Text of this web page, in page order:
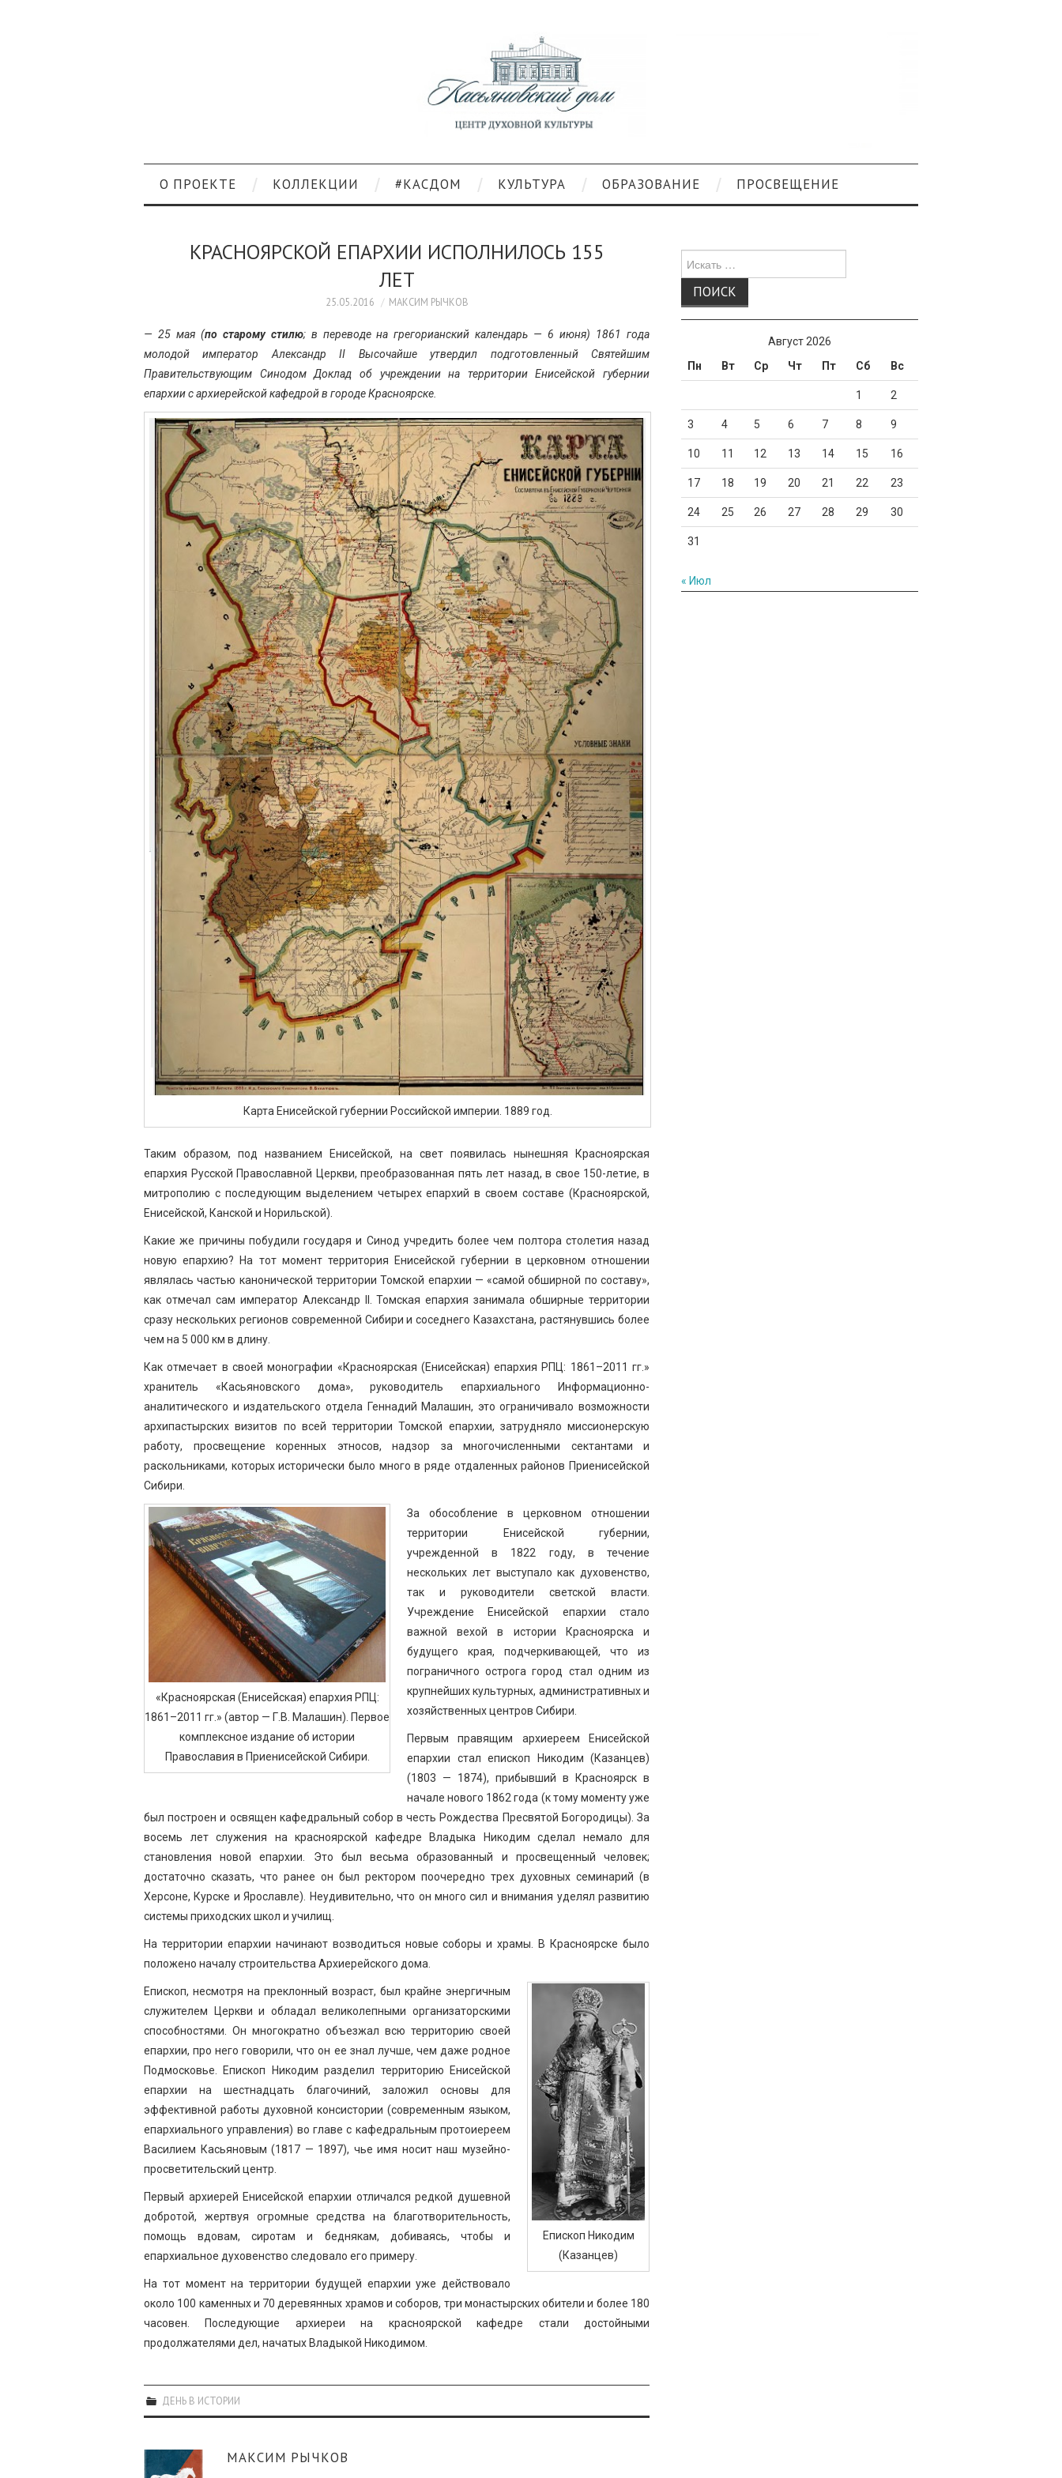
О ПРОЕКТЕ КОЛЛЕКЦИИ #КАСДОМ КУЛЬТУРА ОБРАЗОВАНИЕ ПРОСВЕЩЕНИЕ
КРАСНОЯРСКОЙ ЕПАРХИИ ИСПОЛНИЛОСЬ 155
ЛЕТ
25.05.2016 МАКСИМ РЫЧКОВ
— 25 мая (по старому стилю; в переводе на грегорианский календарь — 6 июня) 1861 года
молодой император Александр II Высочайше утвердил подготовленный Святейшим
Правительствующим Синодом Доклад об учреждении на территории Енисейской губернии
епархии с архиерейской кафедрой в городе Красноярске.
Карта Енисейской губернии Российской империи. 1889 год.
Таким образом, под названием Енисейской, на свет появилась нынешняя Красноярская
епархия Русской Православной Церкви, преобразованная пять лет назад, в свое 150-летие, в
митрополию с последующим выделением четырех епархий в своем составе (Красноярской,
Енисейской, Канской и Норильской).
Какие же причины побудили государя и Синод учредить более чем полтора столетия назад
новую епархию? На тот момент территория Енисейской губернии в церковном отношении
являлась частью канонической территории Томской епархии — «самой обширной по составу»,
как отмечал сам император Александр II. Томская епархия занимала обширные территории
сразу нескольких регионов современной Сибири и соседнего Казахстана, растянувшись более
чем на 5 000 км в длину.
Как отмечает в своей монографии «Красноярская (Енисейская) епархия РПЦ: 1861–2011 гг.»
хранитель «Касьяновского дома», руководитель епархиального Информационно-
аналитического и издательского отдела Геннадий Малашин, это ограничивало возможности
архипастырских визитов по всей территории Томской епархии, затрудняло миссионерскую
работу, просвещение коренных этносов, надзор за многочисленными сектантами и
раскольниками, которых исторически было много в ряде отдаленных районов Приенисейской
Сибири.
«Красноярская (Енисейская) епархия РПЦ:
1861–2011 гг.» (автор — Г.В. Малашин). Первое
комплексное издание об истории
Православия в Приенисейской Сибири.
За обособление в церковном отношении
территории Енисейской губернии,
учрежденной в 1822 году, в течение
нескольких лет выступало как духовенство,
так и руководители светской власти.
Учреждение Енисейской епархии стало
важной вехой в истории Красноярска и
будущего края, подчеркивающей, что из
пограничного острога город стал одним из
крупнейших культурных, административных и
хозяйственных центров Сибири.
Первым правящим архиереем Енисейской
епархии стал епископ Никодим (Казанцев)
(1803 — 1874), прибывший в Красноярск в
начале нового 1862 года (к тому моменту уже
был построен и освящен кафедральный собор в честь Рождества Пресвятой Богородицы). За
восемь лет служения на красноярской кафедре Владыка Никодим сделал немало для
становления новой епархии. Это был весьма образованный и просвещенный человек;
достаточно сказать, что ранее он был ректором поочередно трех духовных семинарий (в
Херсоне, Курске и Ярославле). Неудивительно, что он много сил и внимания уделял развитию
системы приходских школ и училищ.
На территории епархии начинают возводиться новые соборы и храмы. В Красноярске было
положено началу строительства Архиерейского дома.
Епископ Никодим
(Казанцев)
Епископ, несмотря на преклонный возраст, был крайне энергичным
служителем Церкви и обладал великолепными организаторскими
способностями. Он многократно объезжал всю территорию своей
епархии, про него говорили, что он ее знал лучше, чем даже родное
Подмосковье. Епископ Никодим разделил территорию Енисейской
епархии на шестнадцать благочиний, заложил основы для
эффективной работы духовной консистории (современным языком,
епархиального управления) во главе с кафедральным протоиереем
Василием Касьяновым (1817 — 1897), чье имя носит наш музейно-
просветительский центр.
Первый архиерей Енисейской епархии отличался редкой душевной
добротой, жертвуя огромные средства на благотворительность,
помощь вдовам, сиротам и беднякам, добиваясь, чтобы и
епархиальное духовенство следовало его примеру.
На тот момент на территории будущей епархии уже действовало
около 100 каменных и 70 деревянных храмов и соборов, три монастырских обители и более 180
часовен. Последующие архиереи на красноярской кафедре стали достойными
продолжателями дел, начатых Владыкой Никодимом.
ДЕНЬ В ИСТОРИИ
МАКСИМ РЫЧКОВ
для:
Август 2026
Пн
Вт Ср Чт Пт Сб Вс
1 2
3 4 5 6 7 8 9
10 11 12 13 14 15 16
17 18 19 20 21 22 23
24 25 26 27 28 29 30
31
« Июл